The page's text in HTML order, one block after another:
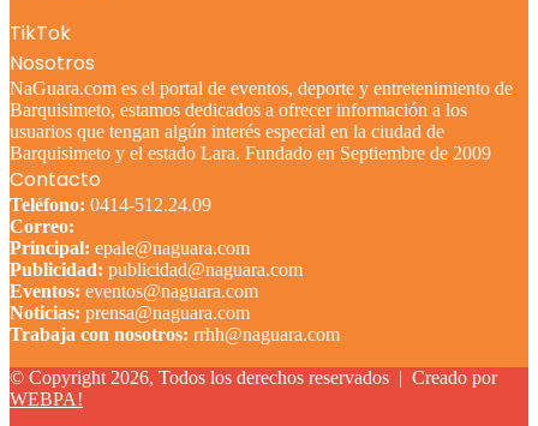
TikTok
Nosotros
NaGuara.com es el portal de eventos, deporte y entretenimiento de
Barquisimeto, estamos dedicados a ofrecer información a los
usuarios que tengan algún interés especial en la ciudad de
Barquisimeto y el estado Lara. Fundado en Septiembre de 2009
Contacto
Teléfono: 0414-512.24.09
Correo:
Principal: epale@naguara.com
Publicidad: publicidad@naguara.com
Eventos: eventos@naguara.com
Noticias: prensa@naguara.com
Trabaja con nosotros: rrhh@naguara.com
© Copyright 2026, Todos los derechos reservados | Creado por
WEBPA!